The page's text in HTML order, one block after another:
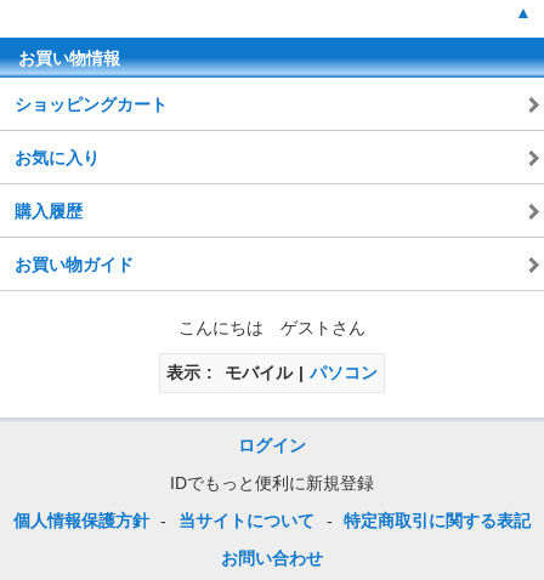
▲
お買い物情報
ショッピングカート
お気に入り
購入履歴
お買い物ガイド
こんにちは ゲストさん
表示 モバイル パソコン
ログイン
IDでもっと便利に新規登録
個人情報保護方針 - 当サイトについて -
特定商取引に関する表記
お問い合わせ